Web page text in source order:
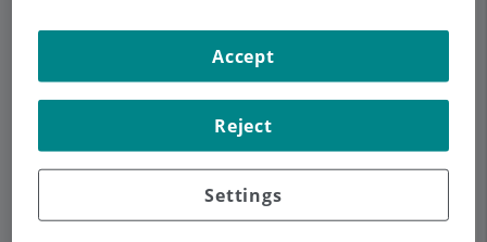
de drenaje del seno maxilar. Las causas pueden
ser de índole diversa:
A. Causas locales
Variaciones
anatómicas,
desviaciones del
tabique,
Settings
Reject
Accept